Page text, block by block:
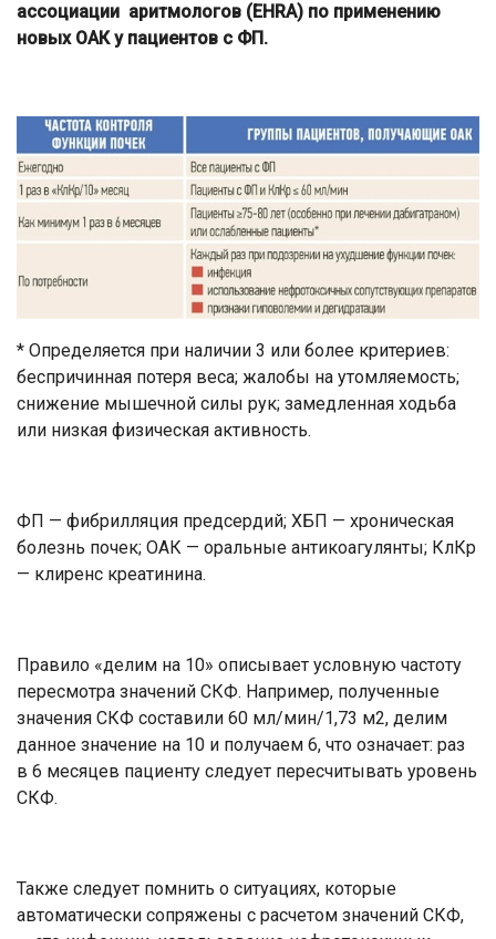
ассоциации аритмологов (EHRA) по применению
новых ОАК у пациентов с ФП.
* Определяется при наличии 3 или более критериев:
беспричинная потеря веса; жалобы на утомляемость;
снижение мышечной силы рук; замедленная ходьба
или низкая физическая активность.
ФП — фибрилляция предсердий; ХБП — хроническая
болезнь почек; ОАК — оральные антикоагулянты; КлКр
— клиренс креатинина.
Правило «делим на 10» описывает условную частоту
пересмотра значений СКФ. Например, полученные
значения СКФ составили 60 мл/мин/1,73 м2, делим
данное значение на 10 и получаем 6, что означает: раз
в 6 месяцев пациенту следует пересчитывать уровень
СКФ.
Также следует помнить о ситуациях, которые
автоматически сопряжены с расчетом значений СКФ,